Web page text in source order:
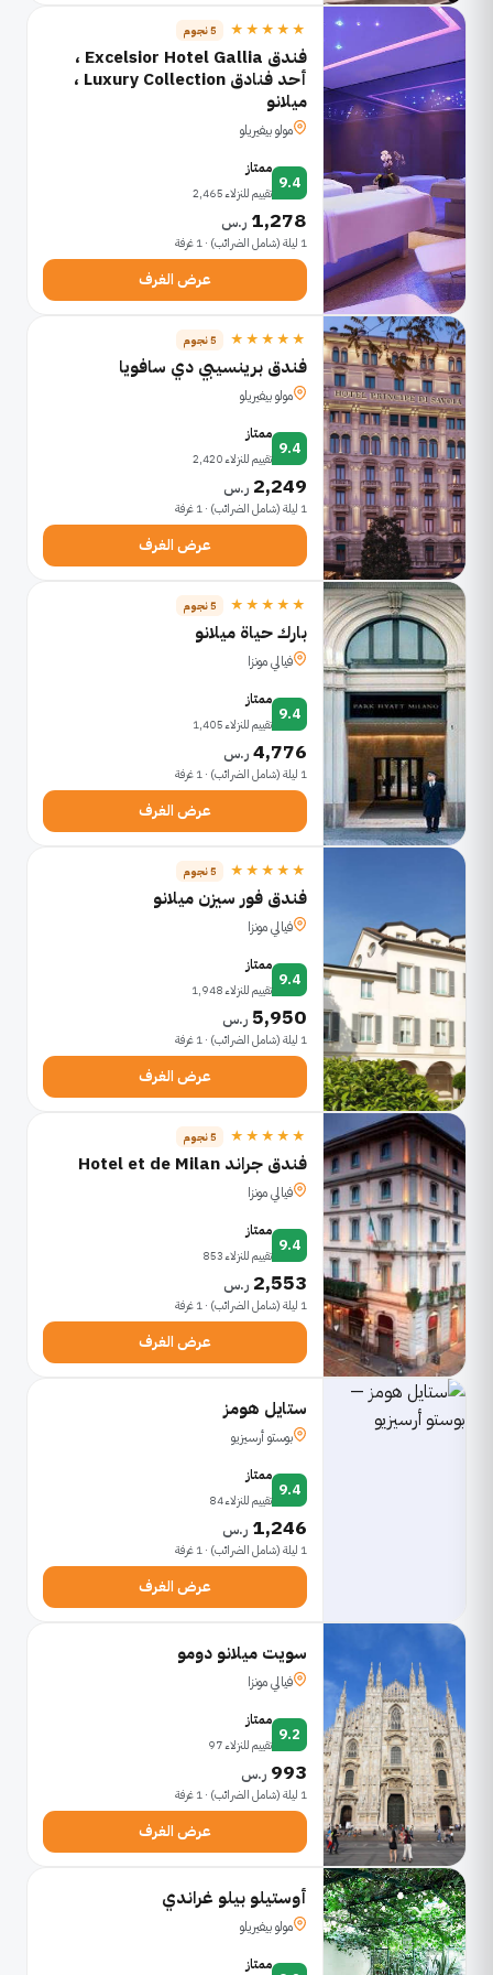
★★★★★ 5 نجوم
فندق Excelsior Hotel Gallia ،
أحد فنادق Luxury Collection ،
ميلانو
مولو بيفيريلو
9.4
ممتاز
تقييم للنزلاء 2,465
1,278 ر.س
1 ليلة (شامل الضرائب) · 1 غرفة
عرض الغرف
★★★★★ 5 نجوم
فندق برينسيبي دي سافويا
مولو بيفيريلو
9.4
ممتاز
تقييم للنزلاء 2,420
2,249 ر.س
1 ليلة (شامل الضرائب) · 1 غرفة
عرض الغرف
★★★★★ 5 نجوم
بارك حياة ميلانو
فيالي مونزا
9.4
ممتاز
تقييم للنزلاء 1,405
4,776 ر.س
1 ليلة (شامل الضرائب) · 1 غرفة
عرض الغرف
★★★★★ 5 نجوم
فندق فور سيزن ميلانو
فيالي مونزا
9.4
ممتاز
تقييم للنزلاء 1,948
5,950 ر.س
1 ليلة (شامل الضرائب) · 1 غرفة
عرض الغرف
★★★★★ 5 نجوم
فندق جراند Hotel et de Milan
فيالي مونزا
9.4
ممتاز
تقييم للنزلاء 853
2,553 ر.س
1 ليلة (شامل الضرائب) · 1 غرفة
عرض الغرف
ستايل هومز
بوستو أرسيزيو
9.4
ممتاز
تقييم للنزلاء 84
1,246 ر.س
1 ليلة (شامل الضرائب) · 1 غرفة
عرض الغرف
سويت ميلانو دومو
فيالي مونزا
9.2
ممتاز
تقييم للنزلاء 97
993 ر.س
1 ليلة (شامل الضرائب) · 1 غرفة
عرض الغرف
أوستيلو بيلو غراندي
مولو بيفيريلو
ممتاز